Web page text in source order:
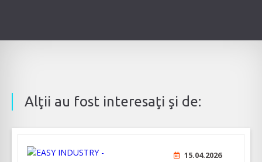
Alţii au fost interesaţi şi de:
15.04.2026